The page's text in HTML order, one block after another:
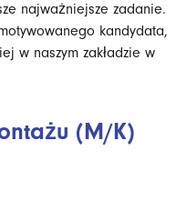
(M/K)
najważniejsze zadanie.
kandydata,
w naszym zakładzie w